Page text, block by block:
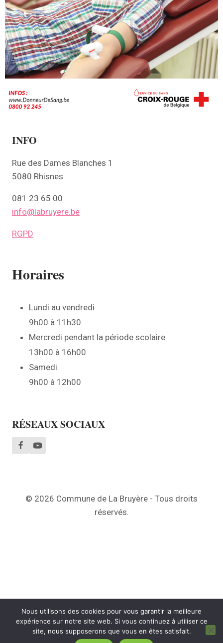
INFO
Rue des Dames Blanches 1
5080 Rhisnes
081 23 65 00
info@labruyere.be
RGPD
Horaires
Lundi au vendredi
9h00 à 11h30
Mercredi pendant la période scolaire
13h00 à 16h00
Samedi
9h00 à 12h00
RÉSEAUX SOCIAUX
© 2026 Commune de La Bruyère - Tous droits
réservés.
Nous utilisons des cookies pour vous garantir la meilleure
expérience sur notre site web. Si vous continuez à utiliser ce
site, nous supposerons que vous en êtes satisfait.